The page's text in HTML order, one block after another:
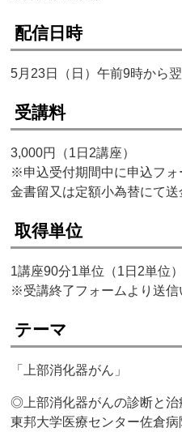
配信日時
5月23日（日）午前9時から
受講料
3,000円（1日2講座）
※申込受付期間中に申込フォ
金書留又は定額小為替にて
取得単位
1講座90分1単位（1日2単位）
※受講終了フォームより送信
テーマ
「上部消化器がん」
◎上部消化器がんの診断と治
東邦大学医療センター佐倉